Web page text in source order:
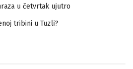
u četvrtak ujutro
tribini u Tuzli?